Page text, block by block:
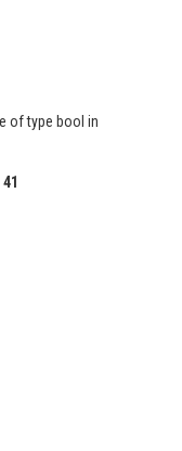
of type bool in
41